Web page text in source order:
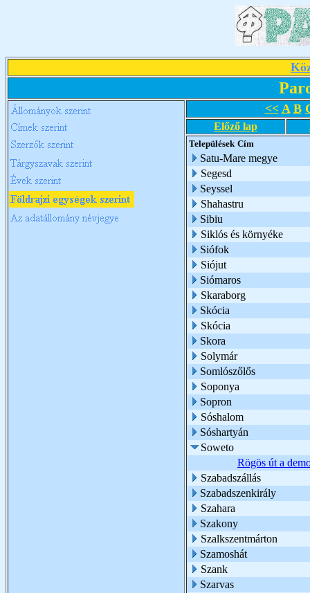
<< A B
Előző lap
Települések Cím
Satu-Mare megye
Segesd
Seyssel
Shahastru
Sibiu
Siklós és környéke
Siófok
Siójut
Siómaros
Skaraborg
Skócia
Skócia
Skora
Solymár
Somlószőlős
Soponya
Sopron
Sóshalom
Sóshartyán
Soweto
Rögös út a
Szabadszállás
Szabadszenkirály
Szahara
Szakony
Szalkszentmárton
Szamoshát
Szank
Szarvas